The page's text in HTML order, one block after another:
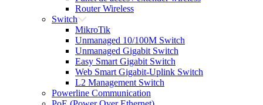
Router Wireless
Switch
MikroTik
Unmanaged 10/100M Switch
Unmanaged Gigabit Switch
Easy Smart Gigabit Switch
Web Smart Gigabit-Uplink Switch
L2 Management Switch
Powerline Communication